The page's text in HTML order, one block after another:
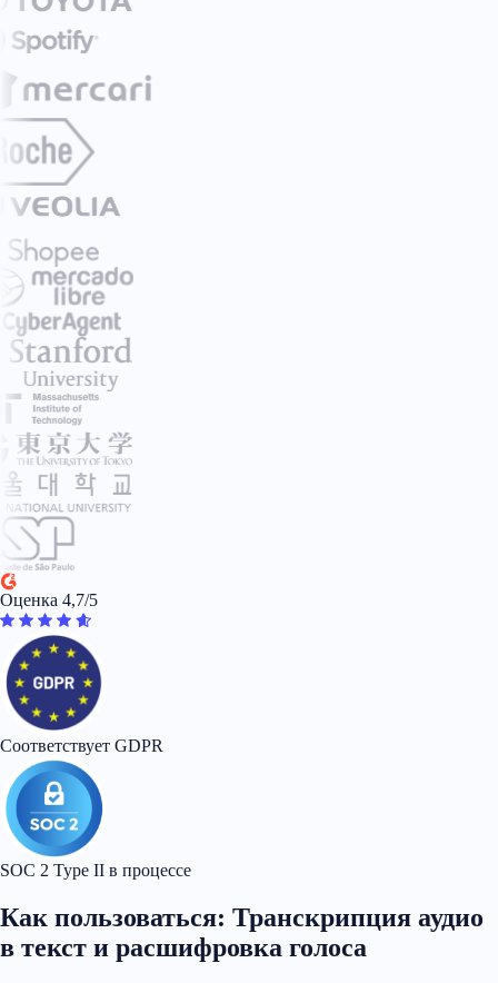
Оценка 4,7/5
Соответствует GDPR
SOC 2 Type II в процессе
Как пользоваться: Транскрипция аудио
в текст и расшифровка голоса